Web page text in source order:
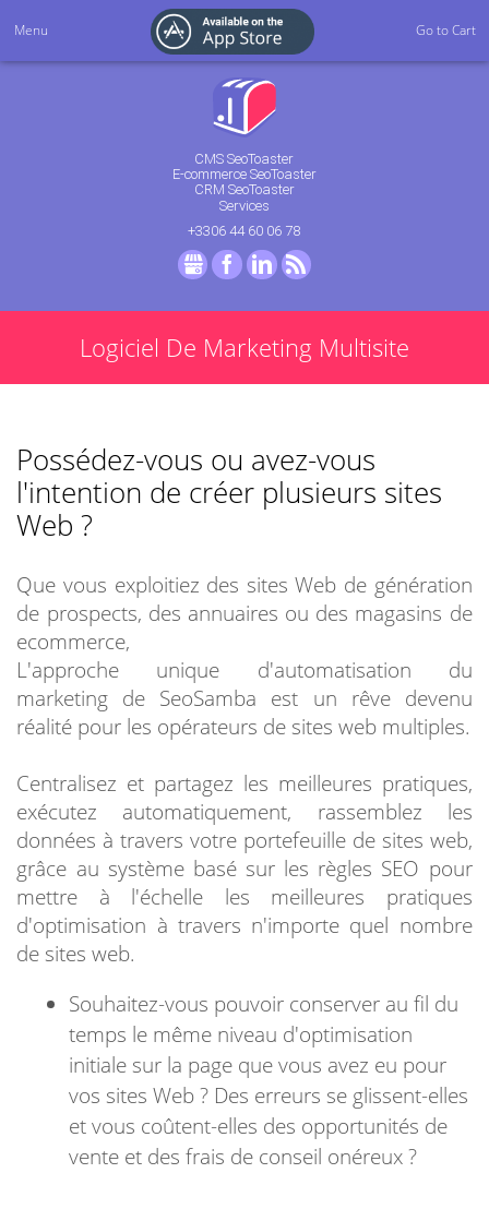
CMS SeoToaster
E-commerce SeoToaster
CRM SeoToaster
Services
+3306 44 60 06 78
GMB FacebookLinkedIn
Logiciel De Marketing Multisite
Possédez-vous ou avez-vous
l'intention de créer plusieurs sites
Web ?
Que vous exploitiez des sites Web de génération
de prospects, des annuaires ou des magasins de
ecommerce,
L'approche unique d'automatisation du
marketing de SeoSamba est un rêve devenu
réalité pour les opérateurs de sites web multiples.
Centralisez et partagez les meilleures pratiques,
exécutez automatiquement, rassemblez les
données à travers votre portefeuille de sites web,
grâce au système basé sur les règles SEO pour
mettre à l'échelle les meilleures pratiques
d'optimisation à travers n'importe quel nombre
de sites web.
Souhaitez-vous pouvoir conserver au fil du
temps le même niveau d'optimisation
initiale sur la page que vous avez eu pour
vos sites Web ? Des erreurs se glissent-elles
et vous coûtent-elles des opportunités de
vente et des frais de conseil onéreux ?
Menu Go to Cart